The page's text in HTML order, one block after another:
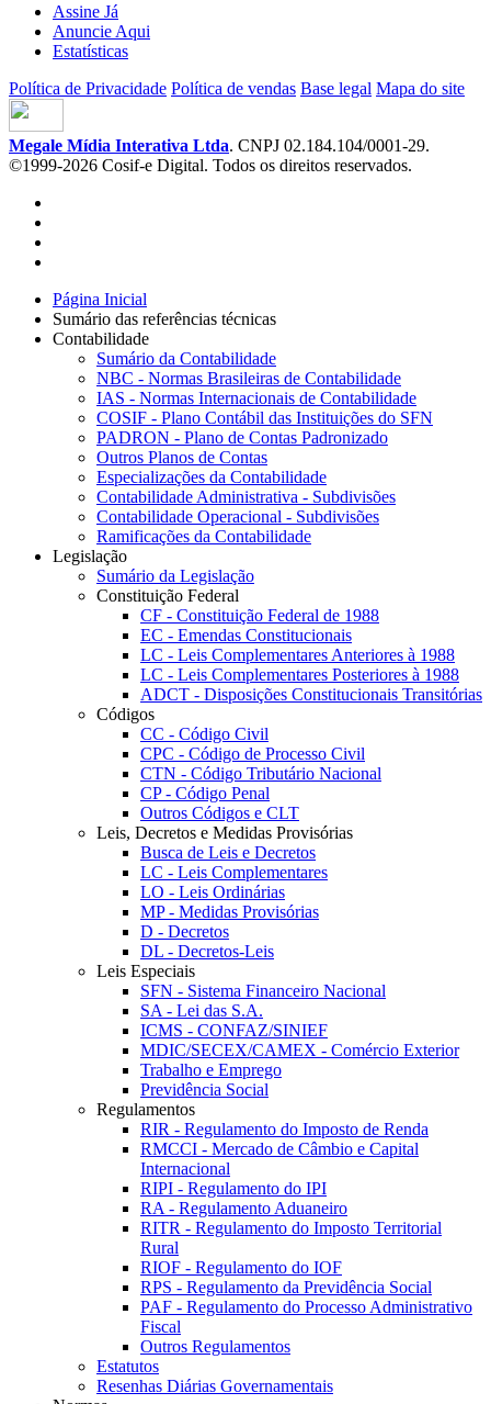
Assine Já
Anuncie Aqui
Estatísticas
Política de Privacidade Política de vendas Base legal Mapa do site
Megale Mídia Interativa Ltda. CNPJ 02.184.104/0001-29.
©1999-2026 Cosif-e Digital. Todos os direitos reservados.
Página Inicial
Sumário das referências técnicas
Contabilidade
Sumário da Contabilidade
NBC - Normas Brasileiras de Contabilidade
IAS - Normas Internacionais de Contabilidade
COSIF - Plano Contábil das Instituições do SFN
PADRON - Plano de Contas Padronizado
Outros Planos de Contas
Especializações da Contabilidade
Contabilidade Administrativa - Subdivisões
Contabilidade Operacional - Subdivisões
Ramificações da Contabilidade
Legislação
Sumário da Legislação
Constituição Federal
CF - Constituição Federal de 1988
EC - Emendas Constitucionais
LC - Leis Complementares Anteriores à 1988
LC - Leis Complementares Posteriores à 1988
ADCT - Disposições Constitucionais Transitórias
Códigos
CC - Código Civil
CPC - Código de Processo Civil
CTN - Código Tributário Nacional
CP - Código Penal
Outros Códigos e CLT
Leis, Decretos e Medidas Provisórias
Busca de Leis e Decretos
LC - Leis Complementares
LO - Leis Ordinárias
MP - Medidas Provisórias
D - Decretos
DL - Decretos-Leis
Leis Especiais
SFN - Sistema Financeiro Nacional
SA - Lei das S.A.
ICMS - CONFAZ/SINIEF
MDIC/SECEX/CAMEX - Comércio Exterior
Trabalho e Emprego
Previdência Social
Regulamentos
RIR - Regulamento do Imposto de Renda
RMCCI - Mercado de Câmbio e Capital
Internacional
RIPI - Regulamento do IPI
RA - Regulamento Aduaneiro
RITR - Regulamento do Imposto Territorial
Rural
RIOF - Regulamento do IOF
RPS - Regulamento da Previdência Social
PAF - Regulamento do Processo Administrativo
Fiscal
Outros Regulamentos
Estatutos
Resenhas Diárias Governamentais